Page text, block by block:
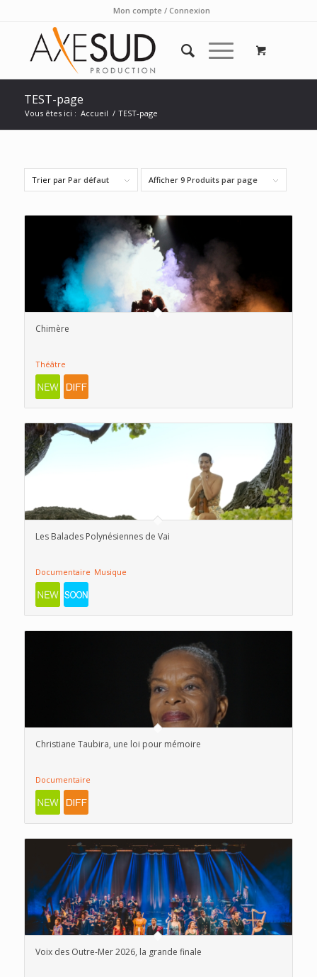
Mon compte / Connexion
TEST-page
Vous êtes ici : Accueil / TEST-page
Trier par Par défaut Afficher 9 Produits par page
Chimère
Théâtre
Les Balades Polynésiennes de Vai
Documentaire Musique
Christiane Taubira, une loi pour mémoire
Documentaire
Voix des Outre-Mer 2026, la grande finale